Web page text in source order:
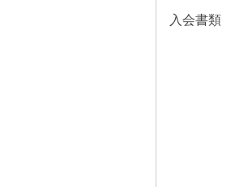
入会書類